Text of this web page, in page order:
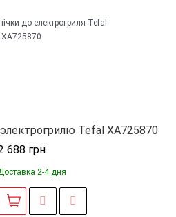
Tefal XA725870
688грн
2-4 дня